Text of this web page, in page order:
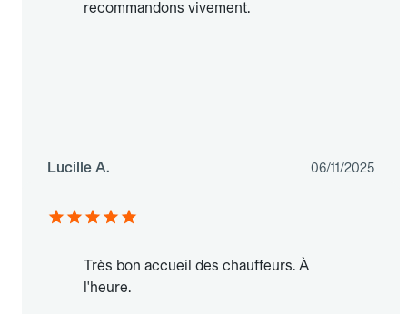
recommandons vivement.
Lucille A. 06/11/2025
Très bon accueil des chauffeurs. À
l'heure.